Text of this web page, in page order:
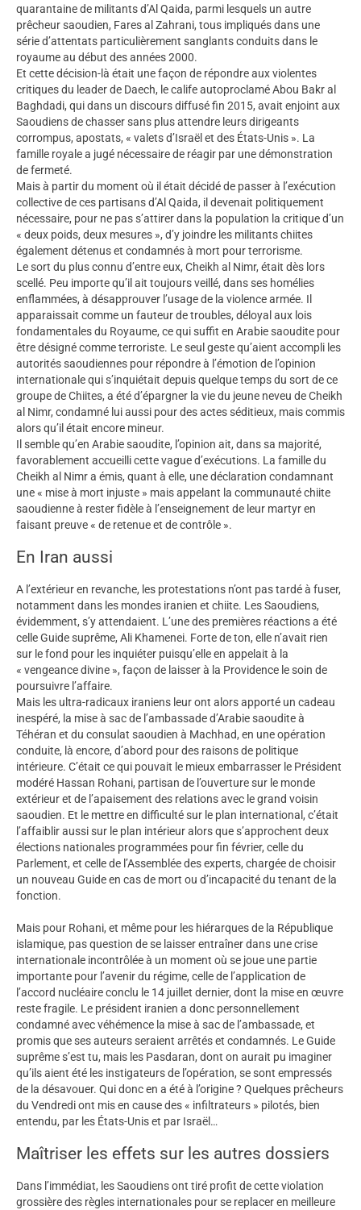
quarantaine de militants d’Al Qaida, parmi lesquels un autre
prêcheur saoudien, Fares al Zahrani, tous impliqués dans une
série d’attentats particulièrement sanglants conduits dans le
royaume au début des années 2000.
Et cette décision-là était une façon de répondre aux violentes
critiques du leader de Daech, le calife autoproclamé Abou Bakr al
Baghdadi, qui dans un discours diffusé fin 2015, avait enjoint aux
Saoudiens de chasser sans plus attendre leurs dirigeants
corrompus, apostats, « valets d’Israël et des États-Unis ». La
famille royale a jugé nécessaire de réagir par une démonstration
de fermeté.
Mais à partir du moment où il était décidé de passer à l’exécution
collective de ces partisans d’Al Qaida, il devenait politiquement
nécessaire, pour ne pas s’attirer dans la population la critique d’un
« deux poids, deux mesures », d’y joindre les militants chiites
également détenus et condamnés à mort pour terrorisme.
Le sort du plus connu d’entre eux, Cheikh al Nimr, était dès lors
scellé. Peu importe qu’il ait toujours veillé, dans ses homélies
enflammées, à désapprouver l’usage de la violence armée. Il
apparaissait comme un fauteur de troubles, déloyal aux lois
fondamentales du Royaume, ce qui suffit en Arabie saoudite pour
être désigné comme terroriste. Le seul geste qu’aient accompli les
autorités saoudiennes pour répondre à l’émotion de l’opinion
internationale qui s’inquiétait depuis quelque temps du sort de ce
groupe de Chiites, a été d’épargner la vie du jeune neveu de Cheikh
al Nimr, condamné lui aussi pour des actes séditieux, mais commis
alors qu’il était encore mineur.
Il semble qu’en Arabie saoudite, l’opinion ait, dans sa majorité,
favorablement accueilli cette vague d’exécutions. La famille du
Cheikh al Nimr a émis, quant à elle, une déclaration condamnant
une « mise à mort injuste » mais appelant la communauté chiite
saoudienne à rester fidèle à l’enseignement de leur martyr en
faisant preuve « de retenue et de contrôle ».
En Iran aussi
A l’extérieur en revanche, les protestations n’ont pas tardé à fuser,
notamment dans les mondes iranien et chiite. Les Saoudiens,
évidemment, s’y attendaient. L’une des premières réactions a été
celle Guide suprême, Ali Khamenei. Forte de ton, elle n’avait rien
sur le fond pour les inquiéter puisqu’elle en appelait à la
« vengeance divine », façon de laisser à la Providence le soin de
poursuivre l’affaire.
Mais les ultra-radicaux iraniens leur ont alors apporté un cadeau
inespéré, la mise à sac de l’ambassade d’Arabie saoudite à
Téhéran et du consulat saoudien à Machhad, en une opération
conduite, là encore, d’abord pour des raisons de politique
intérieure. C’était ce qui pouvait le mieux embarrasser le Président
modéré Hassan Rohani, partisan de l’ouverture sur le monde
extérieur et de l’apaisement des relations avec le grand voisin
saoudien. Et le mettre en difficulté sur le plan international, c’était
l’affaiblir aussi sur le plan intérieur alors que s’approchent deux
élections nationales programmées pour fin février, celle du
Parlement, et celle de l’Assemblée des experts, chargée de choisir
un nouveau Guide en cas de mort ou d’incapacité du tenant de la
fonction.
Mais pour Rohani, et même pour les hiérarques de la République
islamique, pas question de se laisser entraîner dans une crise
internationale incontrôlée à un moment où se joue une partie
importante pour l’avenir du régime, celle de l’application de
l’accord nucléaire conclu le 14 juillet dernier, dont la mise en œuvre
reste fragile. Le président iranien a donc personnellement
condamné avec véhémence la mise à sac de l’ambassade, et
promis que ses auteurs seraient arrêtés et condamnés. Le Guide
suprême s’est tu, mais les Pasdaran, dont on aurait pu imaginer
qu’ils aient été les instigateurs de l’opération, se sont empressés
de la désavouer. Qui donc en a été à l’origine ? Quelques prêcheurs
du Vendredi ont mis en cause des « infiltrateurs » pilotés, bien
entendu, par les États-Unis et par Israël…
Maîtriser les effets sur les autres dossiers
Dans l’immédiat, les Saoudiens ont tiré profit de cette violation
grossière des règles internationales pour se replacer en meilleure